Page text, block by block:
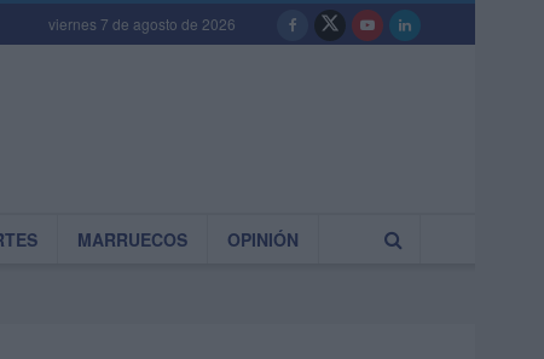
viernes 7 de agosto de 2026
MARRUECOS OPINIÓN